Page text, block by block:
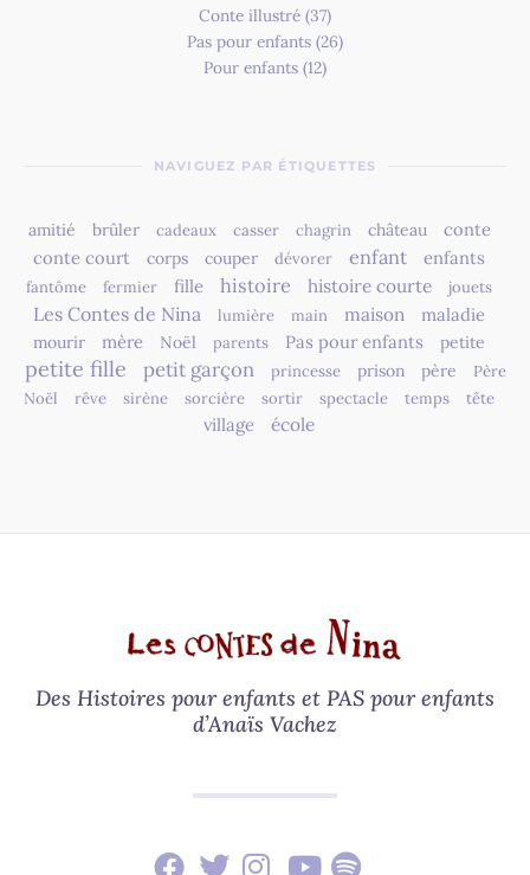
Conte illustré (37)
Pas pour enfants (26)
Pour enfants (12)
NAVIGUEZ PAR ÉTIQUETTES
amitié brûler cadeaux casser chagrin château
conte
conte court
corps couper dévorer enfant enfants
fantôme fermier fille histoire histoire courte jouets
Les Contes de Nina lumière main maison maladie
mourir mère Noël parents Pas pour enfants petite
petite fille petit garçon princesse prison père
Père
Noël
rêve sirène sorcière sortir spectacle temps tête
village école
Des Histoires pour enfants et PAS pour enfants
d’Anaïs Vachez